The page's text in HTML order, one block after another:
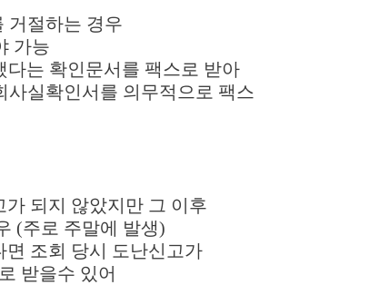
거절하는 경우
가능
다는 확인문서를 팩스로 받아
실확인서를 의무적으로 팩스
되지 않았지만 그 이후
(주로 주말에 발생)
면 조회 당시 도난신고가
받을수 있어